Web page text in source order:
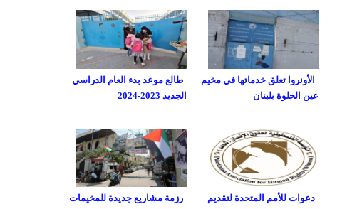
طالع موعد بدء العام الدراسي
الجديد 2023-2024
الأونروا تعلق خدماتها في مخيم
عين الحلوة بلبنان
رزمة مشاريع جديدة للمخيمات
دعوات للأمم المتحدة لتقديم